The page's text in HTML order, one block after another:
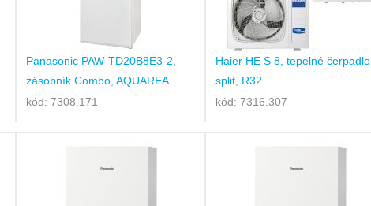
Panasonic PAW-TD20B8E3-2,
zásobník Combo, AQUAREA
kód: 7308.171
Haier HE S 8, tepelné čerpadlo
split, R32
kód: 7316.307